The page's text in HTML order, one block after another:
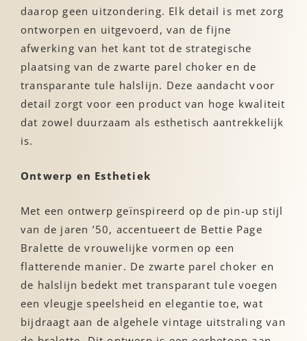
daarop geen uitzondering. Elk detail is met zorg
ontworpen en uitgevoerd, van de fijne
afwerking van het kant tot de strategische
plaatsing van de zwarte parel choker en de
transparante tule halslijn. Deze aandacht voor
detail zorgt voor een product van hoge kwaliteit
dat zowel duurzaam als esthetisch aantrekkelijk
is.
Ontwerp en Esthetiek
Met een ontwerp geïnspireerd op de pin-up stijl
van de jaren ’50, accentueert de Bettie Page
Bralette de vrouwelijke vormen op een
flatterende manier. De zwarte parel choker en
de halslijn bedekt met transparant tule voegen
een vleugje speelsheid en elegantie toe, wat
bijdraagt aan de algehele vintage uitstraling van